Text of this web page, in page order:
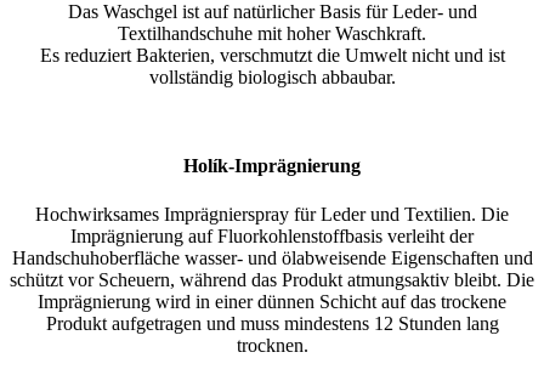
Das Waschgel ist auf natürlicher Basis für Leder- und
Textilhandschuhe mit hoher Waschkraft.
Es reduziert Bakterien, verschmutzt die Umwelt nicht und ist
vollständig biologisch abbaubar.
Holík-Imprägnierung
Hochwirksames Imprägnierspray für Leder und Textilien. Die
Imprägnierung auf Fluorkohlenstoffbasis verleiht der
Handschuhoberfläche wasser- und ölabweisende Eigenschaften und
schützt vor Scheuern, während das Produkt atmungsaktiv bleibt. Die
Imprägnierung wird in einer dünnen Schicht auf das trockene
Produkt aufgetragen und muss mindestens 12 Stunden lang
trocknen.